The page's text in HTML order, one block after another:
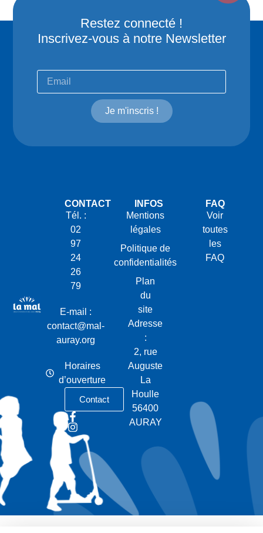
Restez connecté !
Inscrivez-vous à notre Newsletter
Je m'inscris !
CONTACT
Tél. :
02
97
24
26
79
E-mail :
contact@mal-
auray.org
Horaires
d’ouverture
Contact
INFOS
Mentions
légales
Politique de
confidentialités
Plan
du
site
Adresse
:
2, rue
Auguste
La
Houlle
56400
AURAY
FAQ
Voir
toutes
les
FAQ